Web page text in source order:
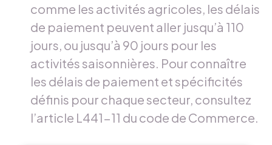
comme les activités agricoles, les délais
de paiement peuvent aller jusqu’à 110
jours, ou jusqu’à 90 jours pour les
activités saisonnières. Pour connaître
les délais de paiement et spécificités
définis pour chaque secteur, consultez
l’article L441-11 du code de Commerce.